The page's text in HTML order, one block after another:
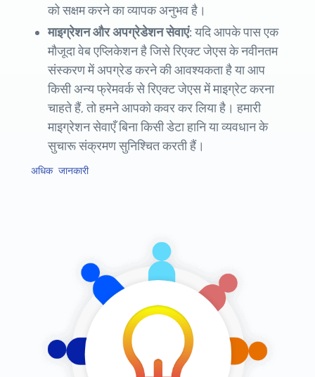
को सक्षम करने का व्यापक अनुभव है।
माइग्रेशन और अपग्रेडेशन सेवाएं:यदि आपके पास एक
मौजूदा वेब एप्लिकेशन है जिसे रिएक्ट जेएस के नवीनतम
संस्करण में अपग्रेड करने की आवश्यकता है या आप
किसी अन्य फ्रेमवर्क से रिएक्ट जेएस में माइग्रेट करना
चाहते हैं, तो हमने आपको कवर कर लिया है। हमारी
माइग्रेशन सेवाएँ बिना किसी डेटा हानि या व्यवधान के
सुचारू संक्रमण सुनिश्चित करती हैं।
अधिक जानकारी